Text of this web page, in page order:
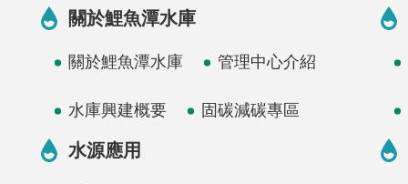
關於鯉魚潭水庫
關於鯉魚潭水庫 管理中心介紹
水庫興建概要 固碳減碳專區
水源應用